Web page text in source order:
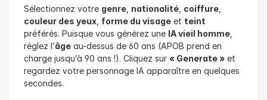
Sélectionnez votre genre nationalité coiffure
couleur des yeux forme du visage et teint
préférés. Puisque vous générez une IA vieil homme
réglez l’âge au-dessus de 60 ans (APOB prend en
charge jusqu’à 90 ans !). Cliquez sur « Generate » et
regardez votre personnage IA apparaître en quelques
secondes.